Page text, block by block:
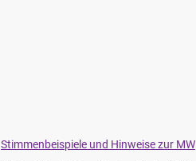
Stimmenbeispiele und Hinweise zur MW